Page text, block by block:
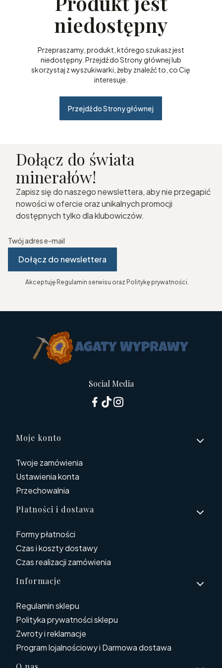
niedostępny
Przepraszamy, produkt, którego szukasz jest
niedostępny. Przejdź do Strony głównej lub
skorzystaj z wyszukiwarki, żeby znaleźć to, co Cię
interesuje.
Przejdź do Strony głównej
Dołącz do świata
minerałów!
Zapisz się do naszego newslettera, aby nie przegapić
nowości w ofercie oraz unikalnych promocji
dostępnych tylko dla klubowiczów.
Twój adres e-mail
Dołącz do newslettera
Akceptuję Regulamin serwisu oraz Politykę prywatności.
Social Media
Linki w stopce
Moje konto
Twoje zamówienia
Ustawienia konta
Przechowalnia
Płatności i dostawa
Formy płatności
Czas i koszty dostawy
Czas realizacji zamówienia
Informacje
Regulamin sklepu
Polityka prywatności sklepu
Zwroty i reklamacje
Program lojalnościowy i Darmowa dostawa